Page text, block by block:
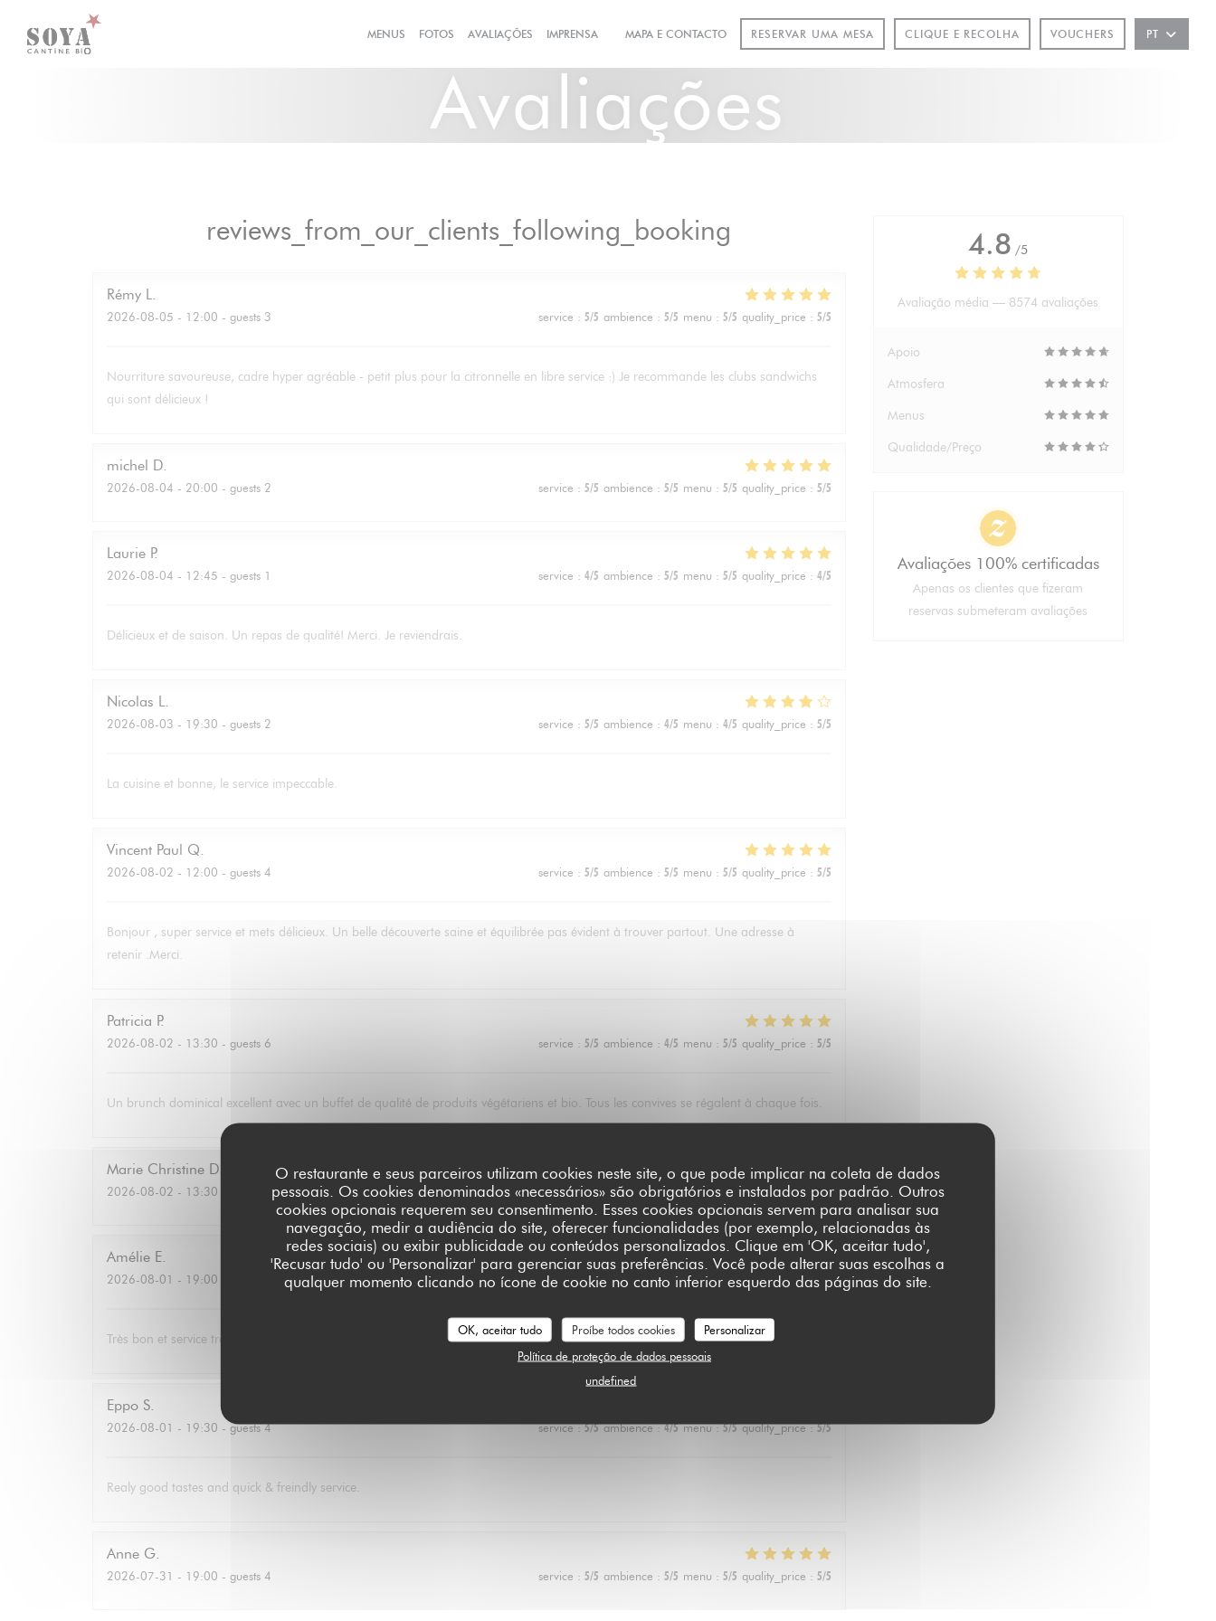
Painel de Gerenciamento de Cookies
O restaurante e seus parceiros utilizam cookies neste site, o que pode implicar na coleta de dados
pessoais. Os cookies denominados «necessários» são obrigatórios e instalados por padrão. Outros
cookies opcionais requerem seu consentimento. Esses cookies opcionais servem para analisar sua
navegação, medir a audiência do site, oferecer funcionalidades (por exemplo, relacionadas às
redes sociais) ou exibir publicidade ou conteúdos personalizados. Clique em 'OK, aceitar tudo',
'Recusar tudo' ou 'Personalizar' para gerenciar suas preferências. Você pode alterar suas escolhas a
qualquer momento clicando no ícone de cookie no canto inferior esquerdo das páginas do site.
OK, aceitar tudo Proíbe todos cookies
Personalizar
Política de proteção de dados pessoais
undefined
MENUS FOTOS AVALIAÇÕES IMPRENSA
((ABRE NUMA NOVA JANELA))
MAPA E CONTACTO RESERVAR UMA MESA CLIQUE E RECOLHA VOUCHERS PT
Avaliações
reviews_from_our_clients_following_booking
Rémy L
2026-08-05 - 12:00 - guests 3 service : 5/5 ambience : 5/5 menu : 5/5 quality_price : 5/5
Nourriture savoureuse, cadre hyper agréable - petit plus pour la citronnelle en libre service :) Je recommande les clubs sandwichs
qui sont délicieux !
michel D
2026-08-04 - 20:00 - guests 2 service : 5/5 ambience : 5/5 menu : 5/5 quality_price : 5/5
Laurie P
2026-08-04 - 12:45 - guests 1 service : 4/5 ambience : 5/5 menu : 5/5 quality_price : 4/5
Délicieux et de saison. Un repas de qualité! Merci. Je reviendrais.
Nicolas L
2026-08-03 - 19:30 - guests 2 service : 5/5 ambience : 4/5 menu : 4/5 quality_price : 5/5
La cuisine et bonne, le service impeccable.
Vincent Paul Q
2026-08-02 - 12:00 - guests 4 service : 5/5 ambience : 5/5 menu : 5/5 quality_price : 5/5
Bonjour , super service et mets délicieux. Un belle découverte saine et équilibrée pas évident à trouver partout. Une adresse à
retenir .Merci.
Patricia P
2026-08-02 - 13:30 - guests 6 service : 5/5 ambience : 4/5 menu : 5/5 quality_price : 5/5
Un brunch dominical excellent avec un buffet de qualité de produits végétariens et bio. Tous les convives se régalent à chaque fois.
Marie Christine D
2026-08-02 - 13:30 - guests 2 service: 5/5 ambience: 4/5 menu: 5/5 quality_price: 4/5
Amélie E
2026-08-01 - 19:00 - guests 3 service: 5/5 ambience: 5/5 menu: 5/5 quality_price: 5 /5
Très bon et service très agréable. Même mon père (qui rechigne un peu sur le vegan) a adoré les lasagnes !
Eppo S
2026-08-01 - 19:30 - guests 4 service: 5/5 ambience: 4/5 menu: 5/5 quality_price: 5/5
Realy good tastes and quick & freindly service.
Anne G
2026-07-31 - 19:00 - guests 4 service : 5/5 ambience : 5/5 menu : 5/5 quality_price : 5/5
4.8 /5
Avaliação média — 8574 avaliações
Apoio
Atmosfera
Menus
Qualidade/Preço
Avaliações 100% certificadas
Apenas os clientes que fizeram
reservas submeteram avaliações